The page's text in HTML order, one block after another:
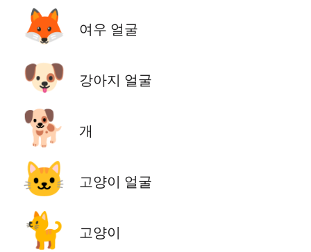
🦊 여우 얼굴
🐶 강아지 얼굴
🐕 개
🐱 고양이 얼굴
🐈 고양이